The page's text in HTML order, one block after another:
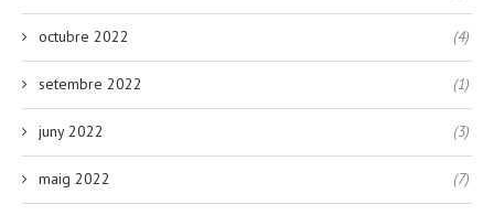
octubre 2022 (4)
setembre 2022 (1)
juny 2022 (3)
maig 2022 (7)